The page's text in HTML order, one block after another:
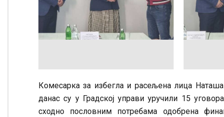
Комесарка за избегла и расељена лица
данас су у Градској управи уручили 15
сходно пословним потребама одобрена